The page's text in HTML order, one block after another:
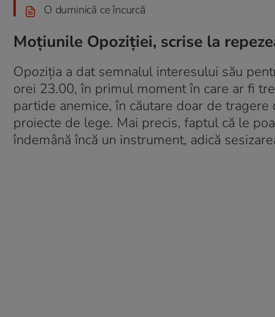
O duminică ce încurcă
Moțiunile Opoziției, scrise la
Opoziția a dat semnalul interesului său
orei 23.00, în primul moment în care ar fi
partide anemice, în căutare doar de
proiecte de lege. Mai precis, faptul că le
îndemână încă un instrument, adică